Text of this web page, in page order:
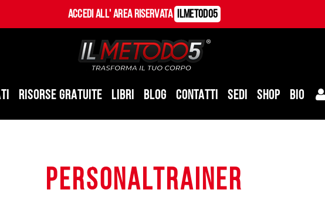
Accedi all' Area Riservata ILMetodo5
RISORSE GRATUITE LIBRI BLOG CONTATTI SEDI SHOP BIO
personaltrainer